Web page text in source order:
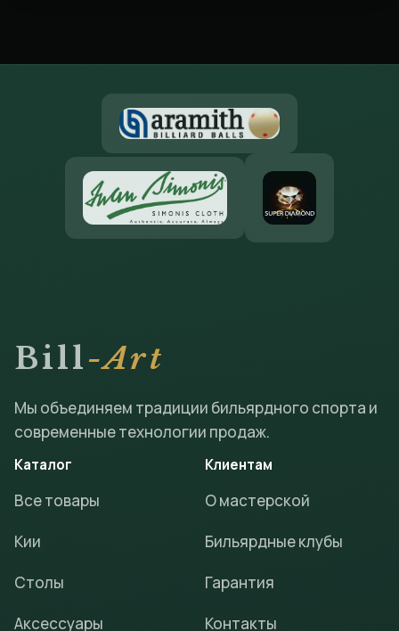
Bill-Art
Мы объединяем традиции бильярдного спорта и
современные технологии продаж.
Каталог
Все товары
Кии
Столы
Аксессуары
Клиентам
О мастерской
Бильярдные клубы
Гарантия
Контакты